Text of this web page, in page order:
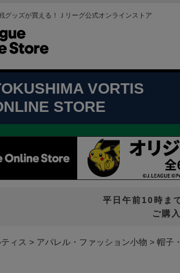
グッズが買える！Ｊリーグ公式オンラインストア
VORTIS
STORE
平日午前10時ま
ご購
ィス アパレル・ファッション小物 帽子